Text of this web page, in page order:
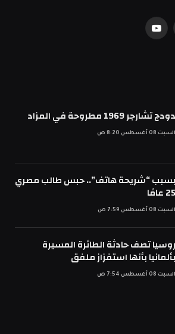
يوتيوب
دودج تشارجر 1969 مطروحة في المزاد
السبت 08 أغسطس 8:20 ص
بسبب “شريحة هاتف”.. حبس طالب مصري
25 عامًا
السبت 08 أغسطس 7:59 ص
روسيا تصف حادثة الطائرة المسيرة
بألمانيا بأنها استفزاز ملفق
السبت 08 أغسطس 7:54 ص